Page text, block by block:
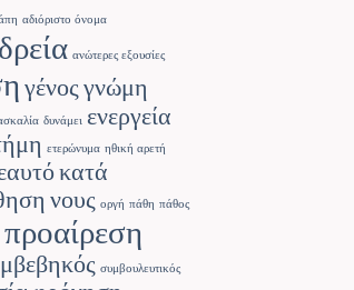
αδιόριστο όνομα
ανώτερες εξουσίες
γένος γνώμη
δυνάμει ενεργεία
ετερώνυμα ηθική αρετή
κατά
νους οργή πάθη πάθος
προαίρεση
συμβουλευτικός